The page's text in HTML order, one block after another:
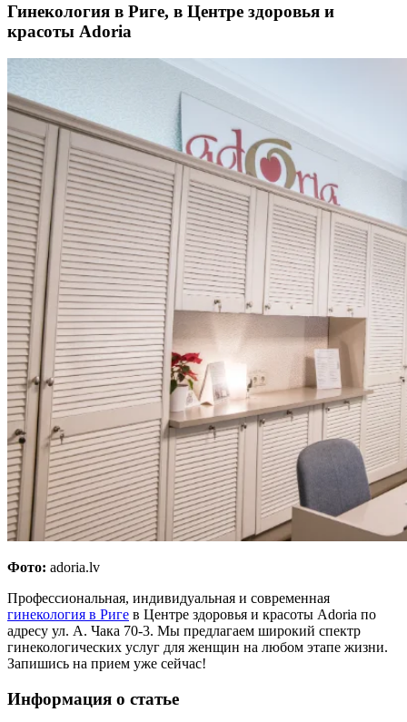
Гинекология в Риге, в Центре здоровья и
красоты Adoria
Фото: adoria.lv
Профессиональная, индивидуальная и современная
гинекология в Риге в Центре здоровья и красоты Adoria по
адресу ул. А. Чака 70-3. Мы предлагаем широкий спектр
гинекологических услуг для женщин на любом этапе жизни.
Запишись на прием уже сейчас!
Информация о статье